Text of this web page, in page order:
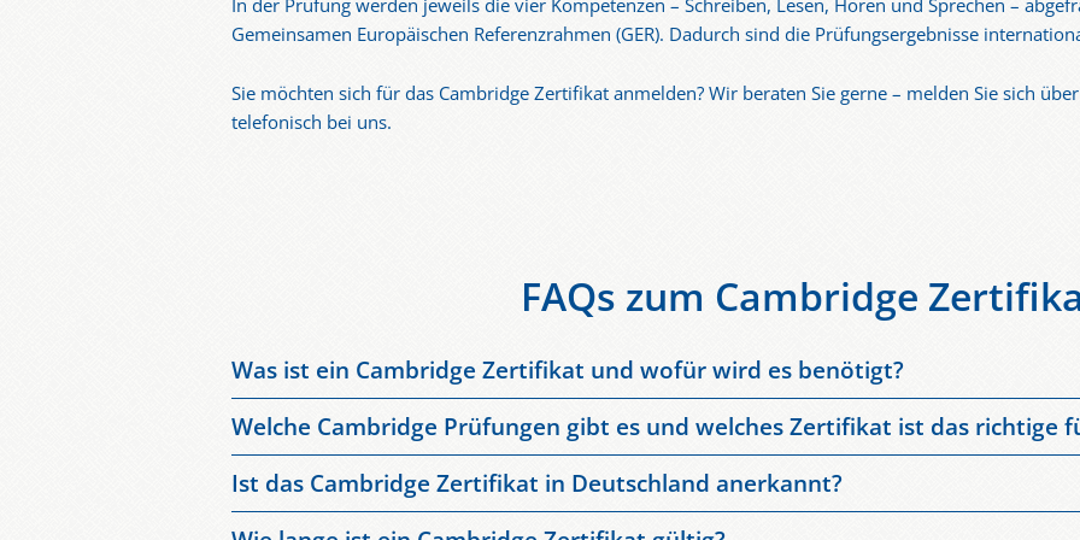
In der Prüfung werden jeweils die vier Kompetenzen – Schreiben, Lesen, Hören und Sprechen –
Gemeinsamen Europäischen Referenzrahmen (GER). Dadurch sind die Prüfungsergebnisse
Sie möchten sich für das Cambridge Zertifikat anmelden? Wir beraten Sie gerne – melden Sie sich
telefonisch bei uns.
FAQs zum Cambridge
Was ist ein Cambridge Zertifikat und wofür wird es benötigt?
Cambridge Zertifikat
ist ein international anerkanntes Englisch-Sprachzertifikat der Universität
Englischkenntnisse gemäß dem Gemeinsamen Europäischen Referenzrahmen (GER) nach – von B1 bis
Cambridge Zertifikat häufig für Bewerbungen, internationale Studiengänge, berufliche
internationaler Ausrichtung benötigt. Anders als viele andere Sprachtests ist es
Welche Cambridge Prüfungen gibt es und welches Zertifikat ist das richtige
Die wichtigsten Cambridge Englisch Prüfungen sind:
B2 First (FCE) – für fortgeschrittene Englischkenntnisse
Ist das Cambridge Zertifikat in Deutschland anerkannt?
Ja, das Cambridge English Zertifikat
ist in Deutschland und weltweit anerkannt. Es wird von